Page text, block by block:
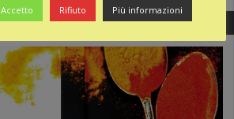
Accetto Rifiuto Più informazioni